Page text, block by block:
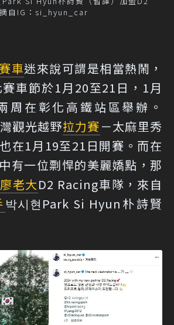
自IG：si_hyun_car
賽車迷來說可謂是相當熱鬧，
車節於1月20至21日，1月
周在彰化高鐵站區舉辦。
觀光越野拉力賽－太麻里秀
在1月19至21日開賽。而在
有一位剽悍的美麗嬌點，那
廖老大D2 Racing車隊，來自
박시현Park Si Hyun朴詩賢